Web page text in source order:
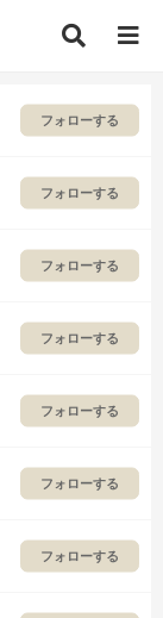
フォローする
フォローする
フォローする
フォローする
フォローする
フォローする
フォローする